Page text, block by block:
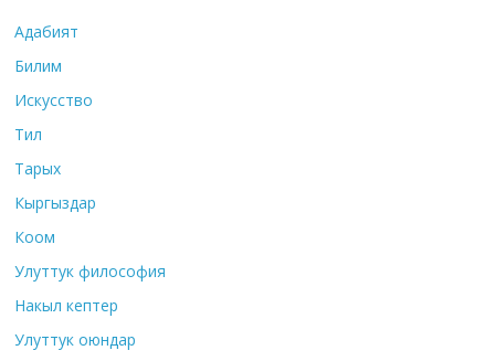
Адабият
Билим
Искусство
Тил
Тарых
Кыргыздар
Коом
Улуттук философия
Накыл кептер
Улуттук оюндар